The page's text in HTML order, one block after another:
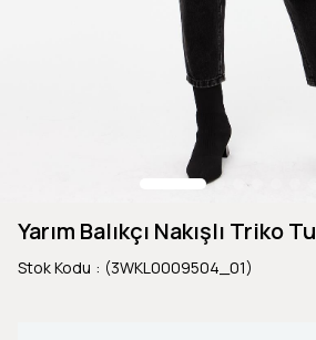
Yarım Balıkçı Nakışlı Triko
Stok Kodu (3WKL0009504_01)